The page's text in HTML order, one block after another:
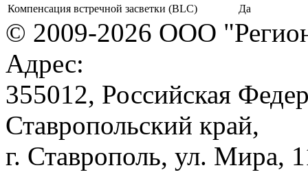
Компенсация встречной засветки (BLC)
Да
© 2009-2026 ООО
Адрес:
355012, Российская
Ставропольский край,
г. Ставрополь, ул. Мира,